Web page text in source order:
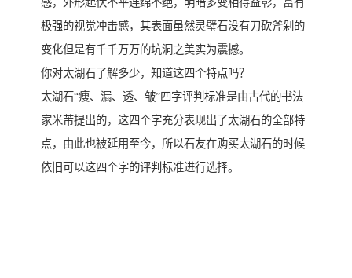
极强的视觉冲击感，其表面虽然灵璧石没有刀砍斧剁的
变化但是有千千万万的坑洞之美实为震撼。
你对太湖石了解多少，知道这四个特点吗？
太湖石“痩、漏、透、皱”四字评判标准是由古代的书法
家米芾提出的，这四个字充分表现出了太湖石的全部特
点，由此也被延用至今，所以石友在购买太湖石的时候
依旧可以这四个字的评判标准进行选择。